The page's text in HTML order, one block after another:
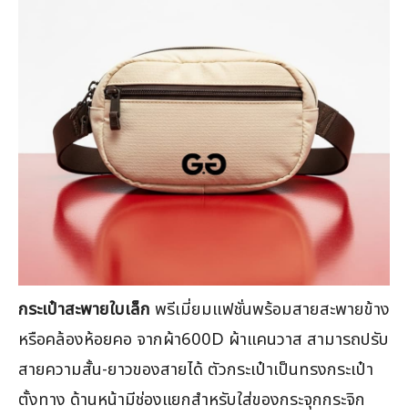
กระเป๋าสะพายใบเล็ก พรีเมี่ยมแฟชั่นพร้อมสายสะพายข้าง
หรือคล้องห้อยคอ จากผ้า600D ผ้าแคนวาส สามารถปรับ
สายความสั้น-ยาวของสายได้ ตัวกระเป๋าเป็นทรงกระเป๋า
ตั้งทาง ด้านหน้ามีช่องแยกสำหรับใส่ของกระจุกกระจิก